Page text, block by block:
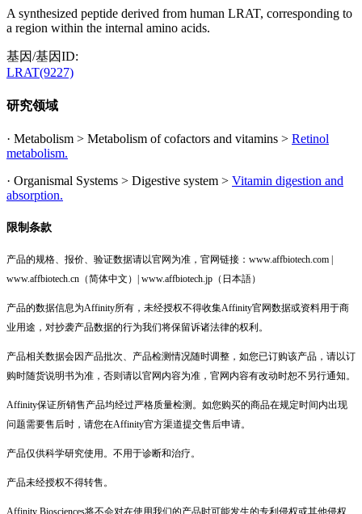
A synthesized peptide derived from human LRAT, corresponding to
a region within the internal amino acids.
基因/基因ID:
LRAT(9227)
研究领域
· Metabolism > Metabolism of cofactors and vitamins > Retinol
metabolism.
· Organismal Systems > Digestive system > Vitamin digestion and
absorption.
限制条款
产品的规格、报价、验证数据请以官网为准，官网链接：www.affbiotech.com |
www.affbiotech.cn（简体中文）| www.affbiotech.jp（日本語）
产品的数据信息为Affinity所有，未经授权不得收集Affinity官网数据或资料用于商
业用途，对抄袭产品数据的行为我们将保留诉诸法律的权利。
产品相关数据会因产品批次、产品检测情况随时调整，如您已订购该产品，请以订
购时随货说明书为准，否则请以官网内容为准，官网内容有改动时恕不另行通知。
Affinity保证所销售产品均经过严格质量检测。如您购买的商品在规定时间内出现
问题需要售后时，请您在Affinity官方渠道提交售后申请。
产品仅供科学研究使用。不用于诊断和治疗。
产品未经授权不得转售。
Affinity Biosciences将不会对在使用我们的产品时可能发生的专利侵权或其他侵权